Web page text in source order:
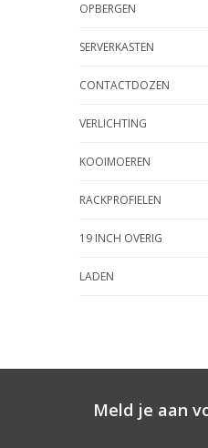
OPBERGEN
SERVERKASTEN
CONTACTDOZEN
VERLICHTING
KOOIMOEREN
RACKPROFIELEN
19 INCH OVERIG
LADEN
Meld je aan